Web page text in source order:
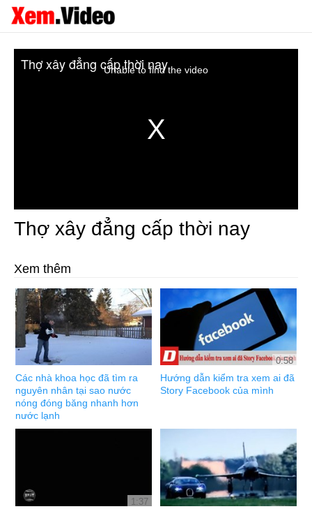
Unable to find the video
Thợ xây đẳng cấp thời nay
Thợ xây đẳng cấp thời nay
Xem thêm
Các nhà khoa học đã tìm ra
nguyên nhân tại sao nước
nóng đóng băng nhanh hơn
nước lạnh
0:58
Hướng dẫn kiểm tra xem ai đã
Story Facebook của mình
1:37